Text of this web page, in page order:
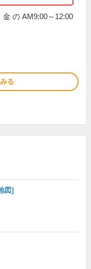
の AM9:00～12:00
る
図]